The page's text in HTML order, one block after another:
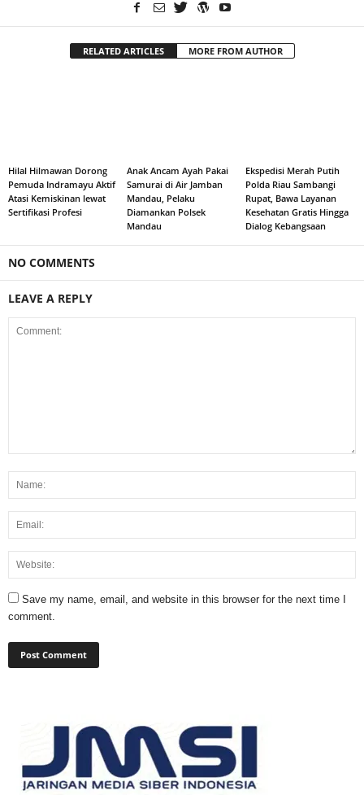
RELATED ARTICLES MORE FROM AUTHOR
Hilal Hilmawan Dorong
Pemuda Indramayu Aktif
Atasi Kemiskinan lewat
Sertifikasi Profesi
Anak Ancam Ayah Pakai
Samurai di Air Jamban
Mandau, Pelaku
Diamankan Polsek
Mandau
Ekspedisi Merah Putih
Polda Riau Sambangi
Rupat, Bawa Layanan
Kesehatan Gratis Hingga
Dialog Kebangsaan
NO COMMENTS
LEAVE A REPLY
Save my name, email, and website in this browser for the next time I
comment.